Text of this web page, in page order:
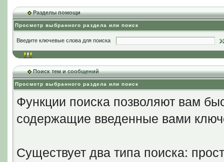
Разделы помощи
Просмотр выбранного раздела или поиск
Введите ключевые слова для поиска
Поиск тем и сообщений
Просмотр выбранного раздела или поиск
Функции поиска позволяют вам
содержащие введенные вами
Существует два типа поиска: